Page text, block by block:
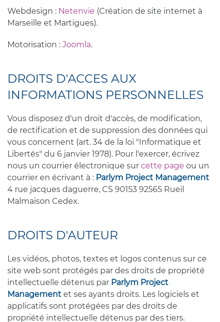
Webdesign : Netenvie (Création de site internet à
Marseille et Martigues).
Motorisation : Joomla.
DROITS D'ACCES AUX
INFORMATIONS PERSONNELLES
Vous disposez d'un droit d'accès, de modification,
de rectification et de suppression des données qui
vous concernent (art. 34 de la loi "Informatique et
Libertés" du 6 janvier 1978). Pour l'exercer, écrivez
nous un courrier électronique sur cette page ou un
courrier en écrivant à : Parlym Project Management
4 rue jacques daguerre, CS 90153 92565 Rueil
Malmaison Cedex.
DROITS D'AUTEUR
Les vidéos, photos, textes et logos contenus sur ce
site web sont protégés par des droits de propriété
intellectuelle détenus par Parlym Project
Management et ses ayants droits. Les logiciels et
applicatifs sont protégées par des droits de
propriété intellectuelle détenus par des tiers.